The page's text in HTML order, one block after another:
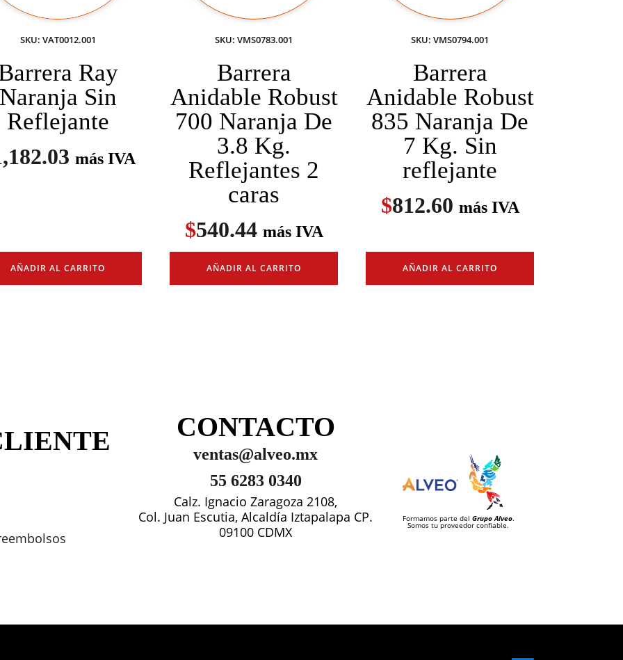
SKU: VAT0012.001
Ray
Sin
Reflejante
más IVA
AÑADIR AL CARRITO
SKU: VMS0783.001
Barrera
Anidable Robust
700 Naranja De
3.8 Kg.
Reflejantes 2
caras
$540.44 más IVA
AÑADIR AL CARRITO
SKU: VMS0794.001
Barrera
Anidable Robust
835 Naranja De
7 Kg. Sin
reflejante
$812.60 más IVA
AÑADIR AL CARRITO
CONTACTO
ventas@alveo.mx
55 6283 0340
Calz. Ignacio Zaragoza 2108,
Col. Juan Escutia, Alcaldía Iztapalapa CP.
09100 CDMX
Formamos parte del Grupo Alveo.
Somos tu proveedor confiable.